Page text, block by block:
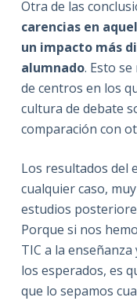
Otra de las
carencias en
un impacto más
alumnado. Esto
de centros en los
cultura de debate
comparación con
Los resultados del
cualquier caso,
estudios
Porque si nos
TIC a la
los esperados, es
que lo sepamos